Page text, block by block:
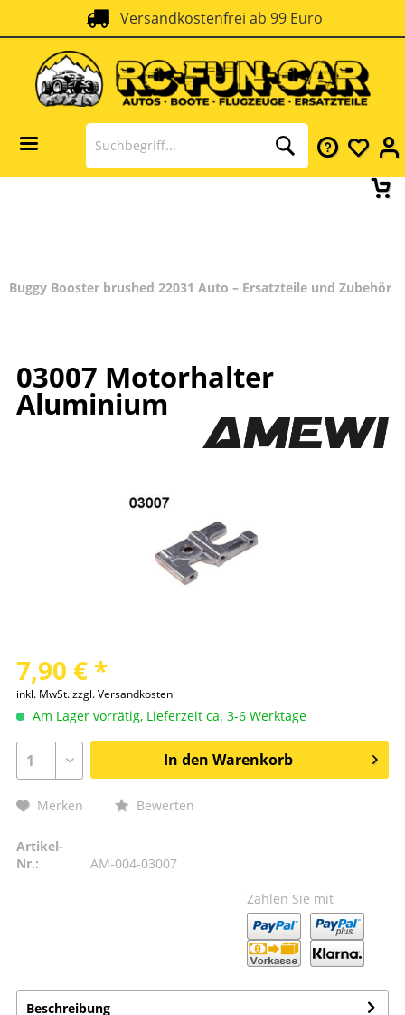
Versandkostenfrei ab 99 Euro
Buggy Booster brushed 22031 Auto – Ersatzteile und Zubehör
03007 Motorhalter
Aluminium
7,90 € *
inkl. MwSt.zzgl. Versandkosten
Am Lager vorrätig, Lieferzeit ca. 3-6 Werktage
In den Warenkorb
Merken Bewerten
Artikel-
Nr.:
AM-004-03007
Zahlen Sie mit
Beschreibung